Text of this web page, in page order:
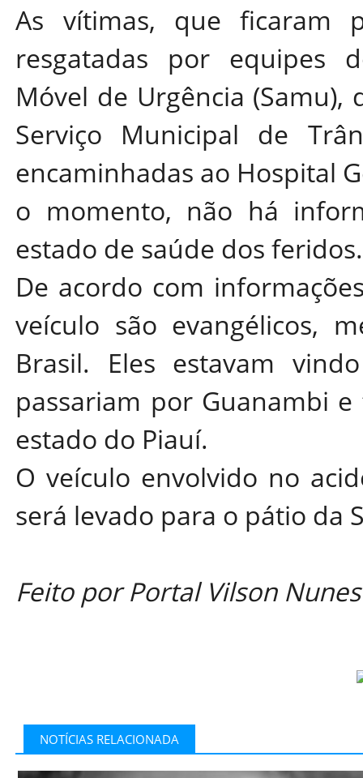
As vítimas, que ficaram
resgatadas por equipes
Móvel de Urgência
Serviço Municipal de
encaminhadas ao Hospital
o momento, não há
estado de saúde dos feridos.
De acordo com
veículo são evangélicos,
Brasil. Eles estavam
passariam por Guanambi
estado do Piauí.
O veículo envolvido no
será levado para o pátio da
Feito por Portal Vilson Nunes
NOTÍCIAS RELACIONADA